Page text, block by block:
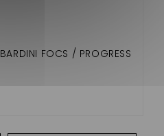
FOCS / PROGRESS